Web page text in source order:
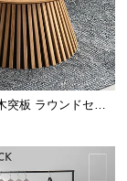
ズ感。2人暮
スメです。
突板 ラウンドセン
しい格子デザイン